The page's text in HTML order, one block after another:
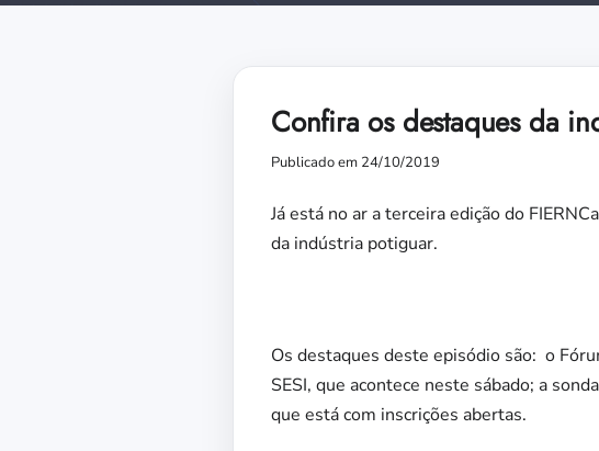
Confira os destaques da
Publicado em 24/10/2019
Já está no ar a terceira edição do
da indústria potiguar.
Os destaques deste episódio são: o
SESI, que acontece neste sábado; a
que está com inscrições abertas.